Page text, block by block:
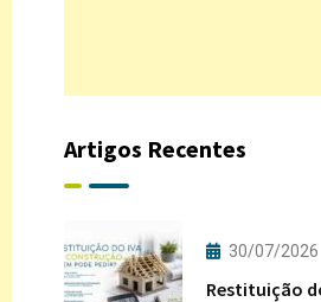
Artigos Recentes
30/07/2026
Restituição